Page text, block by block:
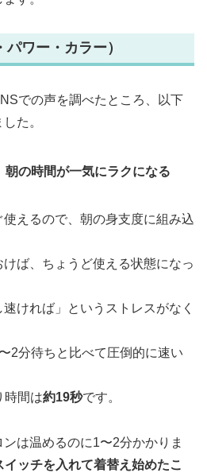
ワー・カラー）
での声を調べたところ、以下
た。
朝の時間が一気にラクになる
使えるので、朝の身支度に組み込
けば、ちょうど使える状態になっ
ければ」というストレスがなく
2分待ちと比べて圧倒的に速い
時間は約19秒です。
は温めるのに1〜2分かかりま
イッチを入れて着替え始めたこ